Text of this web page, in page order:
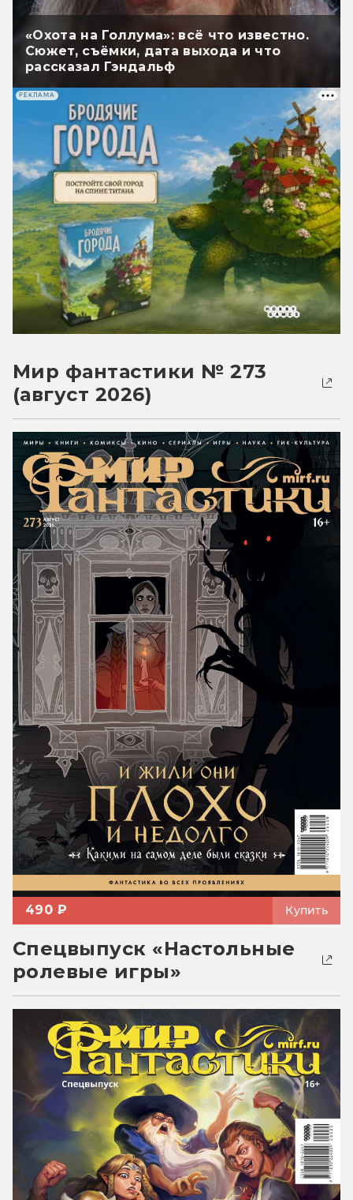
«Охота на Голлума»: всё что известно.
Сюжет, съёмки, дата выхода и что
рассказал Гэндальф
РЕКЛАМА
Мир фантастики № 273
(август 2026)
490 ₽ Купить
Спецвыпуск «Настольные
ролевые игры»